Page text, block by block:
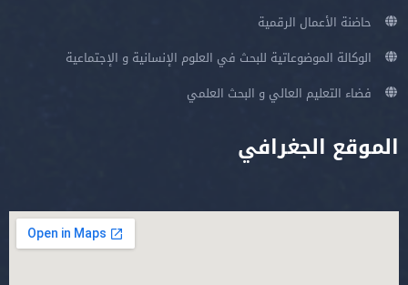
حاضنة الأعمال الرقمية
الوكالة الموضوعاتية للبحث في العلوم الإنسانية و الإجتماعية
فضاء التعليم العالي و البحث العلمي
الموقع الجغرافي